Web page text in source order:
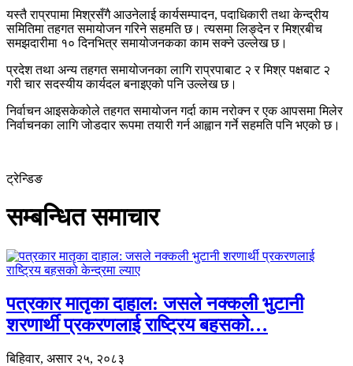
यस्तै राप्रपामा मिश्रसँगै आउनेलाई कार्यसम्पादन, पदाधिकारी तथा केन्द्रीय
समितिमा तहगत समायोजन गरिने सहमति छ। त्यसमा लिङ्देन र मिश्रबीच
समझदारीमा १० दिनभित्र समायोजनकका काम सक्ने उल्लेख छ।
प्रदेश तथा अन्य तहगत समायोजनका लागि राप्रपाबाट २ र मिश्र पक्षबाट २
गरी चार सदस्यीय कार्यदल बनाइएको पनि उल्लेख छ।
निर्वाचन आइसकेकोले तहगत समायोजन गर्दा काम नरोक्न र एक आपसमा मिलेर
निर्वाचनका लागि जोडदार रूपमा तयारी गर्न आह्वान गर्ने सहमति पनि भएको छ।
ट्रेन्डिङ
सम्बन्धित समाचार
पत्रकार मातृका दाहाल: जसले नक्कली भुटानी
शरणार्थी प्रकरणलाई राष्ट्रिय बहसको…
बिहिवार, असार २५, २०८३